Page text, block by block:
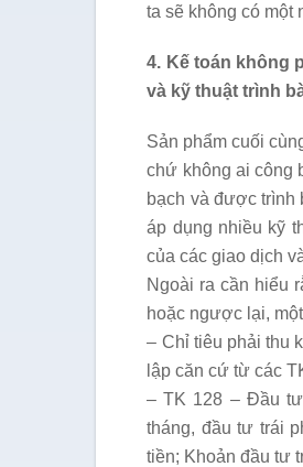
ta sẽ không có một
4. Kế toán không
và kỹ thuật trình
Sản phẩm cuối
chứ không ai công
bạch và được trình
áp dụng nhiều kỹ
của các giao dịch
Ngoài ra cần hiểu
hoặc ngược lại,
– Chỉ tiêu phải thu
lập căn cứ từ các
– TK 128 – Đầu
tháng, đầu tư trái
tiền; Khoản đầu tư